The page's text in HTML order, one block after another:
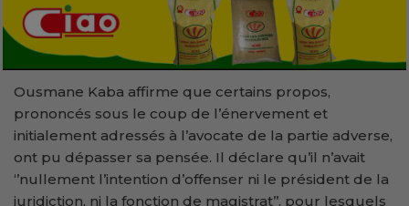
Ousmane Kaba affirme que certains propos,
prononcés sous le coup de l’énervement et
initialement adressés à l’avocate de la partie adverse,
ont pu dépasser sa pensée. Il déclare qu’il n’avait
‘’nullement l’intention d’offenser ni le président de la
juridiction, ni la fonction de magistrat’’, pour lesquels